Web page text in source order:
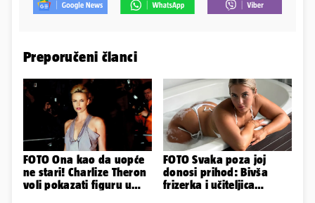
Preporučeni članci
FOTO Ona kao da uopće
ne stari! Charlize Theron
voli pokazati figuru u
FOTO Svaka poza joj
donosi prihod: Bivša
frizerka i učiteljica